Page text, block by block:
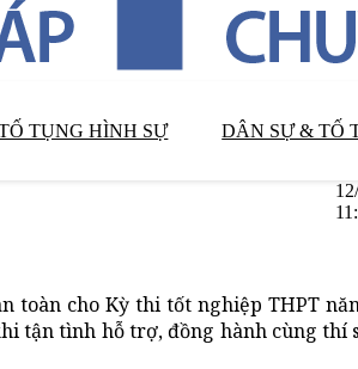
TỤNG HÌNH SỰ DÂN SỰ & TỐ
toàn cho Kỳ thi tốt nghiệp THPT
tận tình hỗ trợ, đồng hành cùng thí